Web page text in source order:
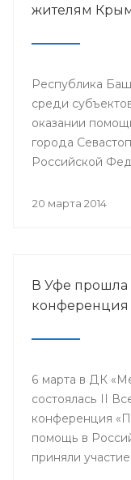
жителям
Республика
среди
оказании
города
Российской
день в
20 марта 2014
В Уфе прошла
6 марта в ДК
состоялась II
конференция
помощь в
приняли